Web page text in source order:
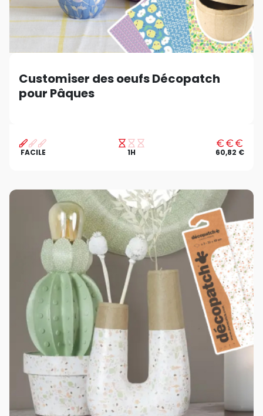
Customiser des oeufs Décopatch
pour Pâques
FACILE 1H 60,82 €